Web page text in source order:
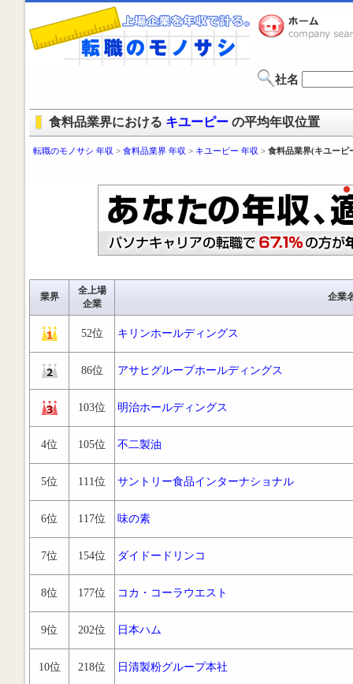
社名
食料品業界における キユーピー の平均年収位置
転職のモノサシ 年収 > 食料品業界 年収 > キユーピー 年収 > 食料品業界(キユーピ
業界
全上場
企業
企業
52位 キリンホールディングス
86位 アサヒグループホールディングス
103位 明治ホールディングス
4位 105位 不二製油
5位 111位 サントリー食品インターナショナル
6位 117位 味の素
7位 154位 ダイドードリンコ
8位 177位 コカ・コーラウエスト
9位 202位 日本ハム
10位 218位 日清製粉グループ本社